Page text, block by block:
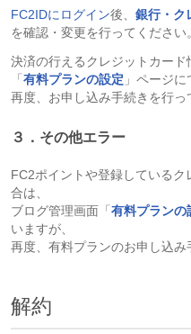
FC2IDにログイン後、 銀行・ク
を確認・変更を行ってください。
決済の行えるクレジットカー
「 有料プランの設定 」ページに
再度、お申し込み手続きを行っ
３．その他エラー
FC2ポイントや登録している
合は、
ブログ管理画面「 有料プランの
いますが、
再度、有料プランのお申し込み
解約